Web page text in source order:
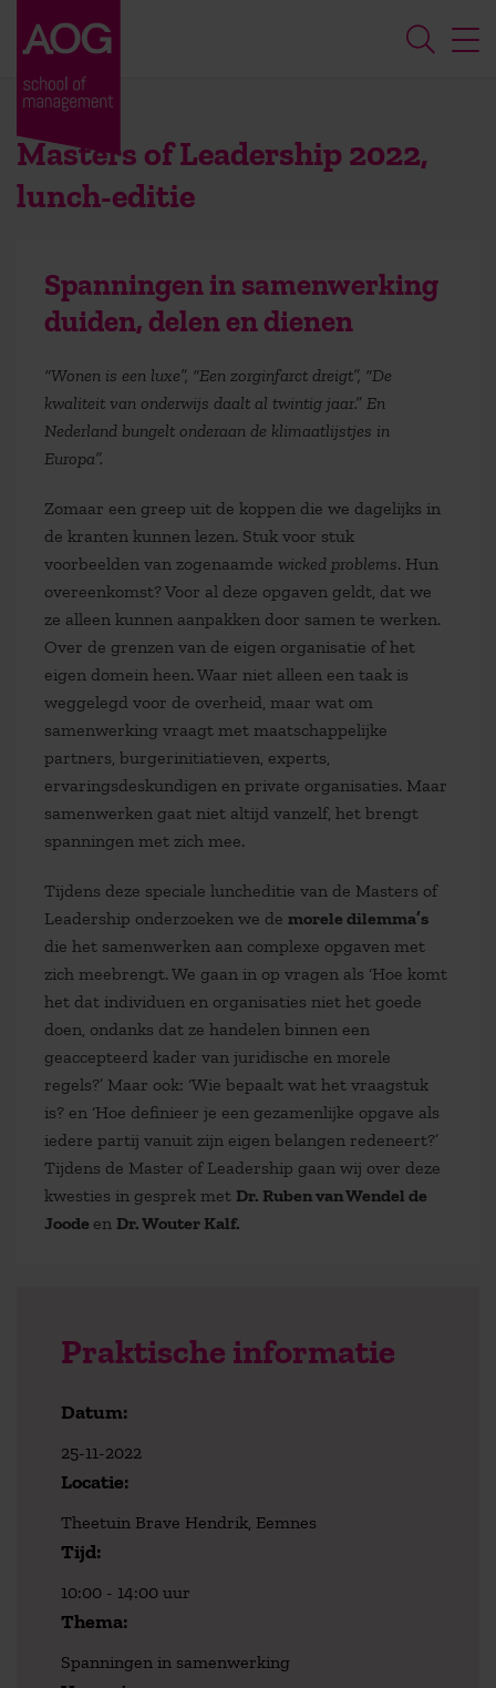
Masters of Leadership 2022,
lunch-editie
Spanningen in samenwerking
duiden, delen en dienen
“Wonen is een luxe”, “Een zorginfarct dreigt”, “De
kwaliteit van onderwijs daalt al twintig jaar.” En
Nederland bungelt onderaan de klimaatlijstjes in
Europa”.
Zomaar een greep uit de koppen die we dagelijks in
de kranten kunnen lezen. Stuk voor stuk
voorbeelden van zogenaamde wicked problems. Hun
overeenkomst? Voor al deze opgaven geldt, dat we
ze alleen kunnen aanpakken door samen te werken.
Over de grenzen van de eigen organisatie of het
eigen domein heen. Waar niet alleen een taak is
weggelegd voor de overheid, maar wat om
samenwerking vraagt met maatschappelijke
partners, burgerinitiatieven, experts,
ervaringsdeskundigen en private organisaties. Maar
samenwerken gaat niet altijd vanzelf, het brengt
spanningen met zich mee.
Tijdens deze speciale luncheditie van de Masters of
Leadership onderzoeken we de morele dilemma’s
die het samenwerken aan complexe opgaven met
zich meebrengt. We gaan in op vragen als ‘Hoe komt
het dat individuen en organisaties niet het goede
doen, ondanks dat ze handelen binnen een
geaccepteerd kader van juridische en morele
regels?’ Maar ook: ‘Wie bepaalt wat het vraagstuk
is? en ‘Hoe definieer je een gezamenlijke opgave als
iedere partij vanuit zijn eigen belangen redeneert?’
Tijdens de Master of Leadership gaan wij over deze
kwesties in gesprek met Dr. Ruben van Wendel de
Joode en Dr. Wouter Kalf.
Praktische informatie
Datum:
25-11-2022
Locatie:
Theetuin Brave Hendrik, Eemnes
Tijd:
10:00 - 14:00 uur
Thema:
Spanningen in samenwerking